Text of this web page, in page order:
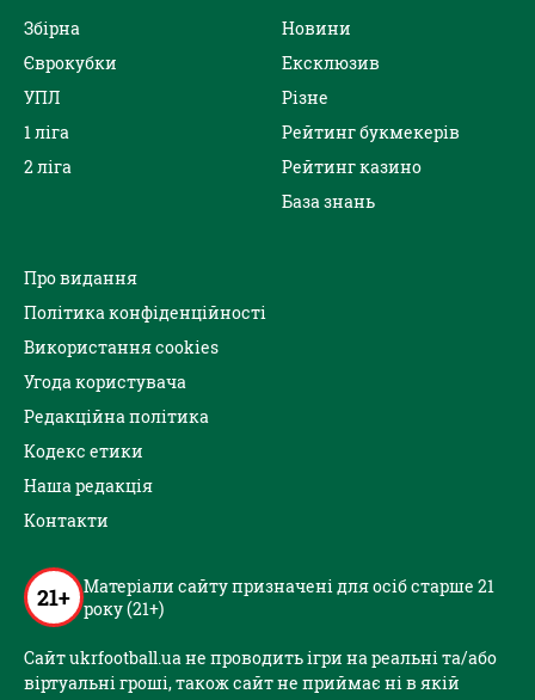
Збірна
Єврокубки
УПЛ
1 ліга
2 ліга
Новини
Ексклюзив
Різне
Рейтинг букмекерів
Рейтинг казино
База знань
Про видання
Політика конфіденційності
Використання cookies
Угода користувача
Редакційна політика
Кодекс етики
Наша редакція
Контакти
21+ Матеріали сайту призначені для осіб старше 21
року (21+)
Сайт ukrfootball.ua не проводить ігри на реальні та/або
віртуальні гроші, також сайт не приймає ні в якій